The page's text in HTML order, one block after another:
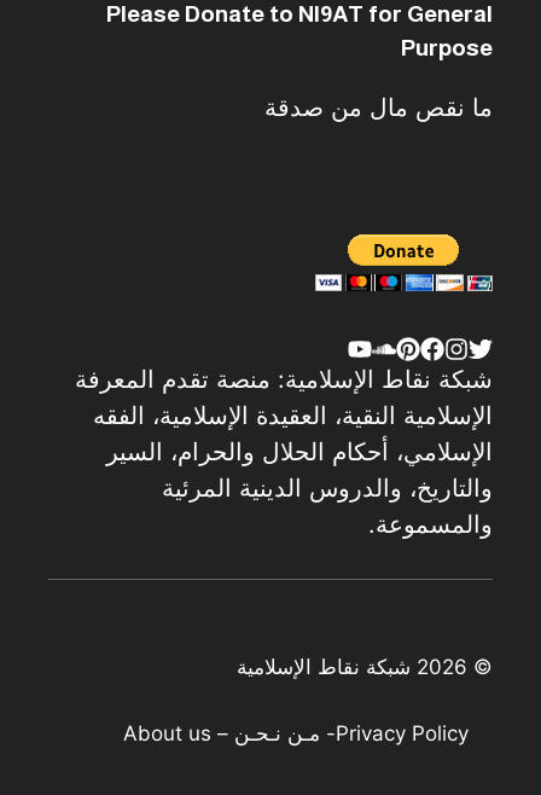
Please Donate to NI9AT for General
Purpose
ما نقص مال من صدقة
شبكة نقاط الإسلامية: منصة تقدم المعرفة
الإسلامية النقية، العقيدة الإسلامية، الفقه
الإسلامي، أحكام الحلال والحرام، السير
والتاريخ، والدروس الدينية المرئية
والمسموعة.
© 2026 شبكة نقاط الإسلامية
Privacy Policy- مـن نـحـن – About us